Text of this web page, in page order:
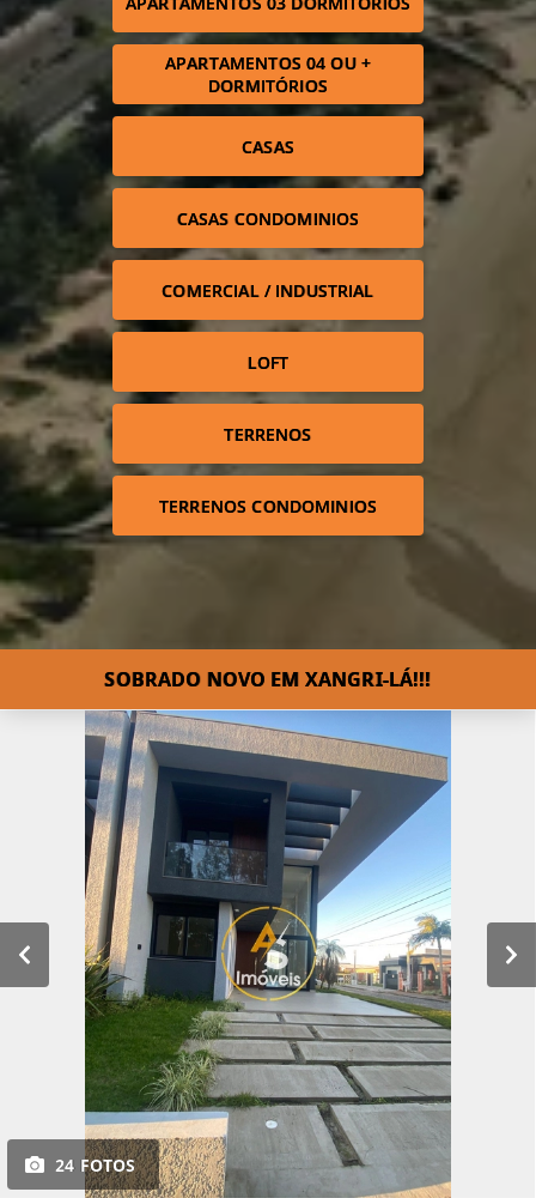
APARTAMENTOS 04 OU +
DORMITÓRIOS
CASAS
CASAS CONDOMINIOS
COMERCIAL / INDUSTRIAL
LOFT
TERRENOS
TERRENOS CONDOMINIOS
SOBRADO NOVO EM XANGRI-LÁ!!!
24 FOTOS